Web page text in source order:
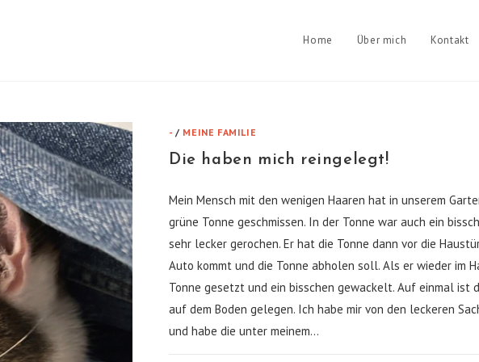
Home Über mich Kontakt
- / MEINE FAMILIE
Die haben mich reingelegt!
Mein Mensch mit den wenigen Haaren hat in unserem
grüne Tonne geschmissen. In der Tonne war auch ein
sehr lecker gerochen. Er hat die Tonne dann vor die
Auto kommt und die Tonne abholen soll. Als er wieder im
Tonne gesetzt und ein bisschen gewackelt. Auf einmal
auf dem Boden gelegen. Ich habe mir von den leckeren
und habe die unter meinem…